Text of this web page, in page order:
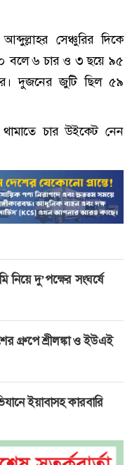
সেঞ্চুরির দিকে
বলে ৬ চার ও ৩ ছয়ে ৯৫
দুজনের জুটি ছিল ৫৯
চার উইকেট নেন
নিয়ে দু’পক্ষের সংঘর্ষে
গ্রুপে শ্রীলঙ্কা ও ইউএই
ইয়াবাসহ কারবারি